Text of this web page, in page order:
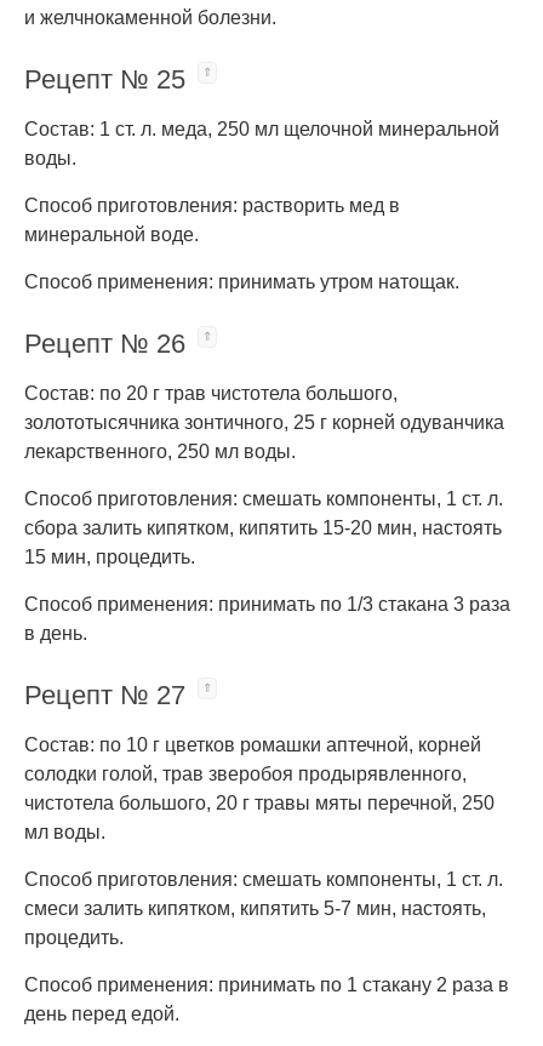
и желчнокаменной болезни.
Рецепт № 25
Состав: 1 ст. л. меда, 250 мл щелочной минеральной
воды.
Способ приготовления: растворить мед в
минеральной воде.
Способ применения: принимать утром натощак.
Рецепт № 26
Состав: по 20 г трав чистотела большого,
золототысячника зонтичного, 25 г корней одуванчика
лекарственного, 250 мл воды.
Способ приготовления: смешать компоненты, 1 ст. л.
сбора залить кипятком, кипятить 15-20 мин, настоять
15 мин, процедить.
Способ применения: принимать по 1/3 стакана 3 раза
в день.
Рецепт № 27
Состав: по 10 г цветков ромашки аптечной, корней
солодки голой, трав зверобоя продырявленного,
чистотела большого, 20 г травы мяты перечной, 250
мл воды.
Способ приготовления: смешать компоненты, 1 ст. л.
смеси залить кипятком, кипятить 5-7 мин, настоять,
процедить.
Способ применения: принимать по 1 стакану 2 раза в
день перед едой.